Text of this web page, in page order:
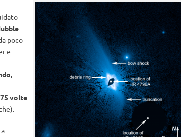
poco
e
volte